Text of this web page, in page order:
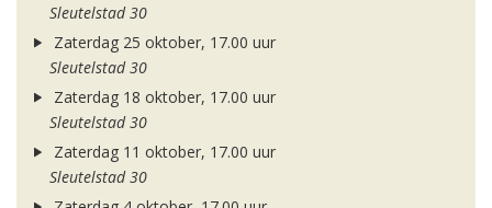
Sleutelstad 30
Zaterdag 25 oktober, 17.00 uur
Sleutelstad 30
Zaterdag 18 oktober, 17.00 uur
Sleutelstad 30
Zaterdag 11 oktober, 17.00 uur
Sleutelstad 30